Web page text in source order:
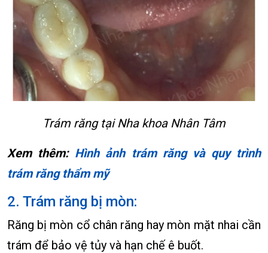
Trám răng tại Nha khoa Nhân Tâm
Xem thêm: Hình ảnh trám răng và quy trình
trám răng thẩm mỹ
2. Trám răng bị mòn:
Răng bị mòn cổ chân răng hay mòn mặt nhai cần
trám để bảo vệ tủy và hạn chế ê buốt.